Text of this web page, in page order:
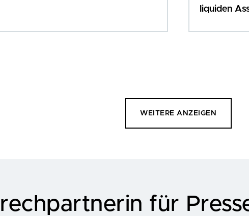
liquiden
WEITERE ANZEIGEN
für